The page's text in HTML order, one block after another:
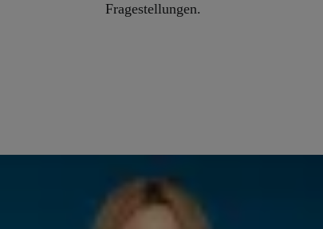
Fragestellungen.